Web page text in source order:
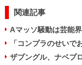
関連記事
Aマッソ騒動は芸能
「コンプラのせいで
ザブングル、ナベプ